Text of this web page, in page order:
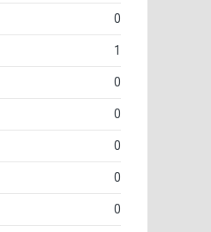
0
1
0
0
0
0
0